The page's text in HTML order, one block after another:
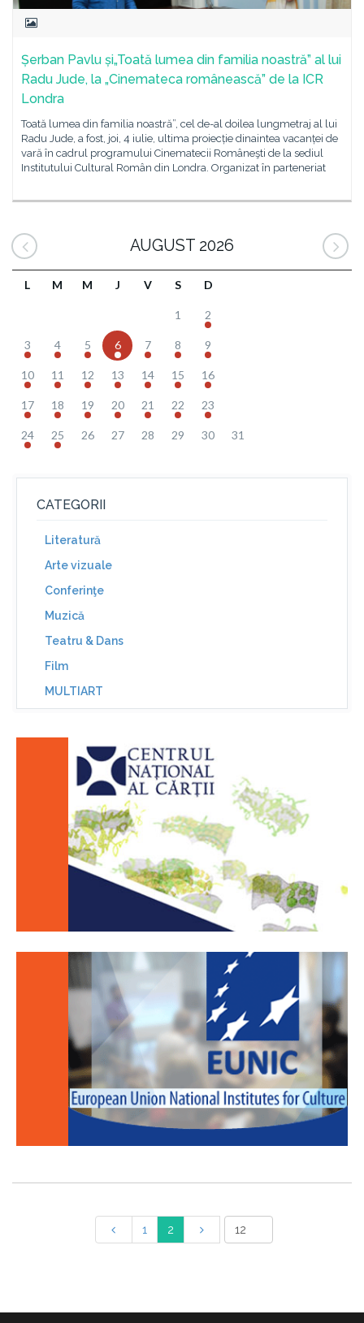
Șerban Pavlu și„Toată lumea din familia noastră” al lui
Radu Jude, la „Cinemateca românească” de la ICR
Londra
Toată lumea din familia noastră”, cel de-al doilea lungmetraj al lui
Radu Jude, a fost, joi, 4 iulie, ultima proiecție dinaintea vacanței de
vară în cadrul programului Cinematecii Româneşti de la sediul
Institutului Cultural Român din Londra. Organizat în parteneriat
AUGUST 2026
L M M J V S D
1 2
3 4 5 6 7 8 9
10 11 12 13 14 15 16
17 18 19 20 21 22 23
24 25 26 27 28 29 30 31
CATEGORII
Literatură
Arte vizuale
Conferinţe
Muzică
Teatru & Dans
Film
MULTIART
1 2